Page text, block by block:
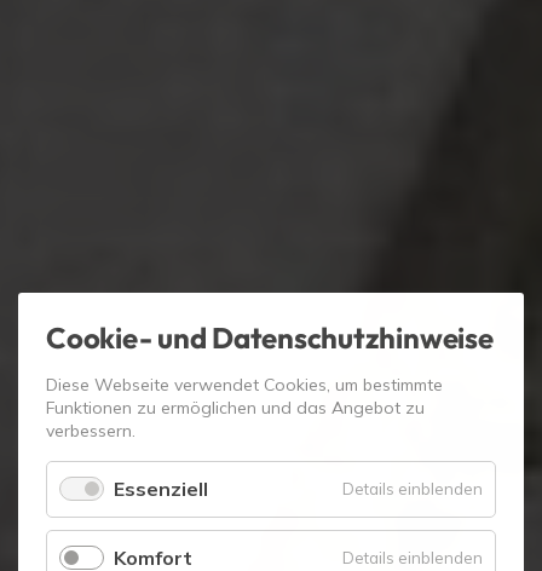
Cookie- und Datenschutzhinweise
Diese Webseite verwendet Cookies, um bestimmte
Funktionen zu ermöglichen und das Angebot zu
verbessern.
Essenziell Details einblenden
Komfort Details einblenden